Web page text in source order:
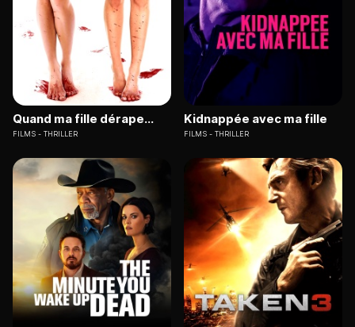
Quand ma fille dérape...
FILMS THRILLER
Kidnappée avec ma fille
FILMS THRILLER